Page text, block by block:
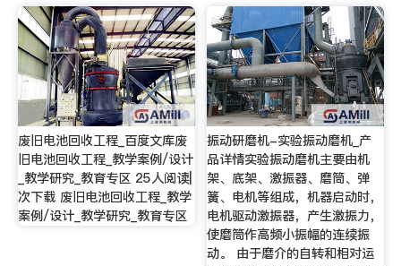
废旧电池回收工程_百度文库废
旧电池回收工程_教学案例/设计
_教学研究_教育专区 25人阅读|
次下载 废旧电池回收工程_教学
案例/设计_教学研究_教育专区
振动研磨机-实验振动磨机_产
品详情实验振动磨机主要由机
架、底架、激振器、磨筒、弹
簧、电机等组成，机器启动时，
电机驱动激振器，产生激振力，
使磨筒作高频小振幅的连续振
动。 由于磨介的自转和相对运